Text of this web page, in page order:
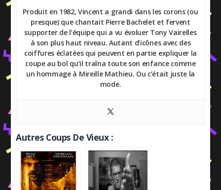
Produit en 1982, Vincent a grandi dans les corons (ou
presque) que chantait Pierre Bachelet et fervent
supporter de l’équipe qui a vu évoluer Tony Vairelles
à son plus haut niveau. Autant d’icônes avec des
coiffures éclatées qui peuvent en partie expliquer la
coupe au bol qu’il traîna toute son enfance comme
un hommage à Mireille Mathieu. Ou c’était juste la
mode.
Autres Coups De Vieux :